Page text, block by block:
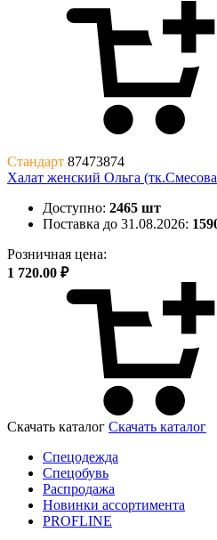
Стандарт 87473874
Халат женский Ольга
Доступно: 2465 шт
Поставка до 31.08.2026:
Розничная цена:
1 720.00 ₽
Скачать каталог Скачать каталог
Спецодежда
Спецобувь
Распродажа
Новинки ассортимента
PROFLINE